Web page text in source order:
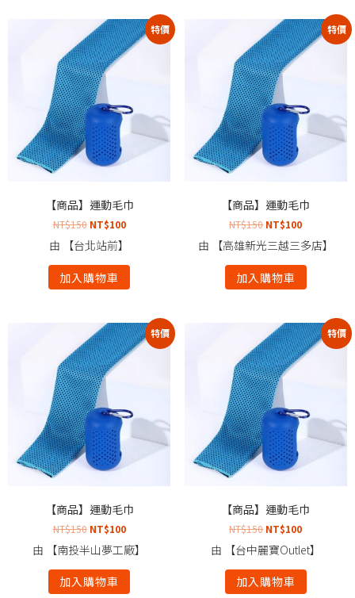
特價
【商品】運動毛巾
NT$150 NT$100
由 【台北站前】
加入購物車
特價
【商品】運動毛巾
NT$150 NT$100
由 【高雄新光三越三多店】
加入購物車
特價
【商品】運動毛巾
NT$150 NT$100
由 【南投半山夢工廠】
加入購物車
特價
【商品】運動毛巾
NT$150 NT$100
由 【台中麗寶Outlet】
加入購物車